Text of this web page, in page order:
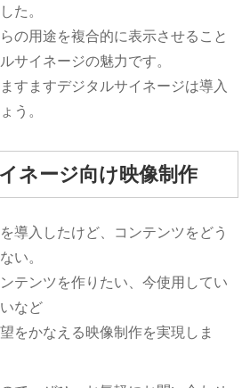
た。
の用途を複合的に表示させること
サイネージの魅力です。
すますデジタルサイネージは導入
う。
ネージ向け映像制作
導入したけど、コンテンツをどう
い。
テンツを作りたい、今使用してい
など
をかなえる映像制作を実現しま